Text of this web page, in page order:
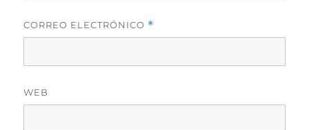
CORREO ELECTRÓNICO *
WEB